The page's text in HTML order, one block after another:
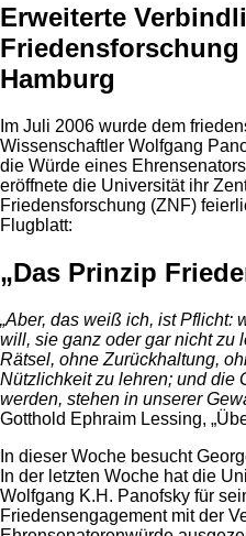
Erweiterte
Hamburg
Im Juli 2006 wurde dem
Wissenschaftler Wolfgang
die Würde eines
eröffnete die Universität ihr
Friedensforschung (ZNF)
Flugblatt:
„Das Prinzip
„Aber, das weiß ich, ist Pflicht:
will, sie ganz oder gar nicht zu
Rätsel, ohne Zurückhaltung,
Nützlichkeit zu lehren; und die
werden, stehen in unserer
Gotthold Ephraim Lessing,
In dieser Woche besucht
In der letzten Woche hat die
Wolfgang K.H. Panofsky für
Friedensengagement mit der